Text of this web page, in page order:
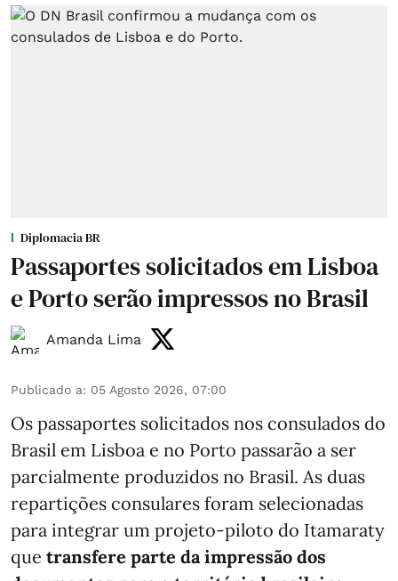
Diplomacia BR
Passaportes solicitados em Lisboa
e Porto serão impressos no Brasil
Amanda Lima
Publicado a: 05 Agosto 2026, 07:00
Os passaportes solicitados nos consulados do
Brasil em Lisboa e no Porto passarão a ser
parcialmente produzidos no Brasil. As duas
repartições consulares foram selecionadas
para integrar um projeto-piloto do Itamaraty
que transfere parte da impressão dos